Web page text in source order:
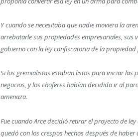
Y cuando se necesitaba que nadie moviera la
arrebatarle sus propiedades empresariales, sus
gobierno con la ley confiscatoria de la
Si los gremialistas estaban listos para iniciar las
negocios, y los choferes habían decidido ir al
amenaza.
Fue cuando Arce decidió retirar el proyecto de
quedó con los crespos hechos después de